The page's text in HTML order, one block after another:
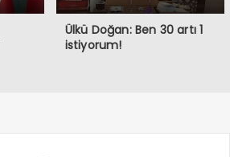
Ülkü Doğan: Ben 30 artı 1
istiyorum!